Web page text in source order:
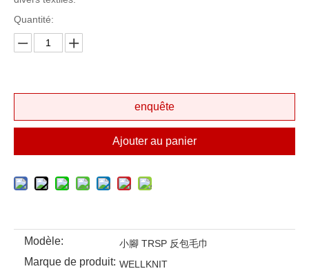
Quantité:
enquête
Ajouter au panier
Modèle: 小腳 TRSP 反包毛巾
Marque de produit: WELLKNIT